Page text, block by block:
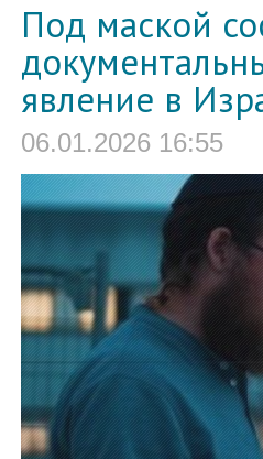
Под маской
явление в
06.01.2026 16:55